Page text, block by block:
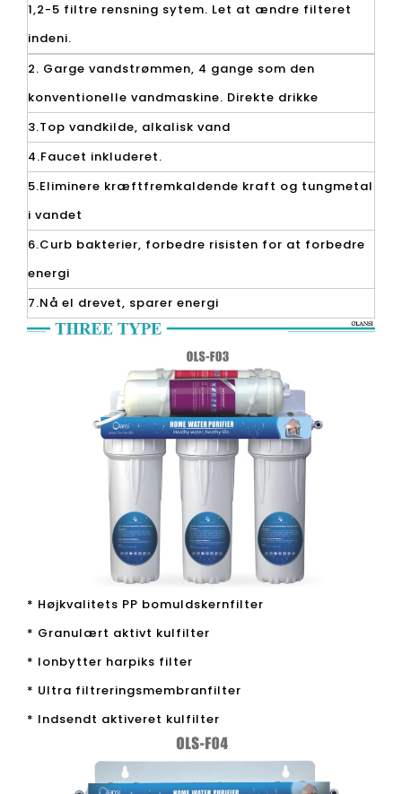
1,2-5 filtre rensning sytem. Let at ændre filteret
indeni.
2. Garge vandstrømmen, 4 gange som den
konventionelle vandmaskine. Direkte drikke
3.Top vandkilde, alkalisk vand
4.Faucet inkluderet.
5.Eliminere kræftfremkaldende kraft og tungmetal
i vandet
6.Curb bakterier, forbedre risisten for at forbedre
energi
7.Nå el drevet, sparer energi
* Højkvalitets PP bomuldskernfilter
* Granulært aktivt kulfilter
* Ionbytter harpiks filter
* Ultra filtreringsmembranfilter
* Indsendt aktiveret kulfilter